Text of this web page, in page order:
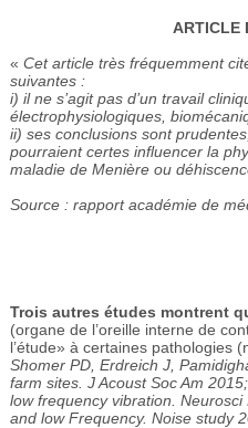
ARTICLE
« Cet article très fréquemment
suivantes :
i) il ne s’agit pas d’un travail
électrophysiologiques,
ii) ses conclusions sont
pourraient certes influencer la
maladie de Menière ou
Source : rapport académie de
Trois autres études montrent
(organe de l’oreille interne de
l’étude» à certaines pathologies
Shomer PD, Erdreich J,
farm sites. J Acoust Soc Am
low frequency vibration.
and low Frequency. Noise study